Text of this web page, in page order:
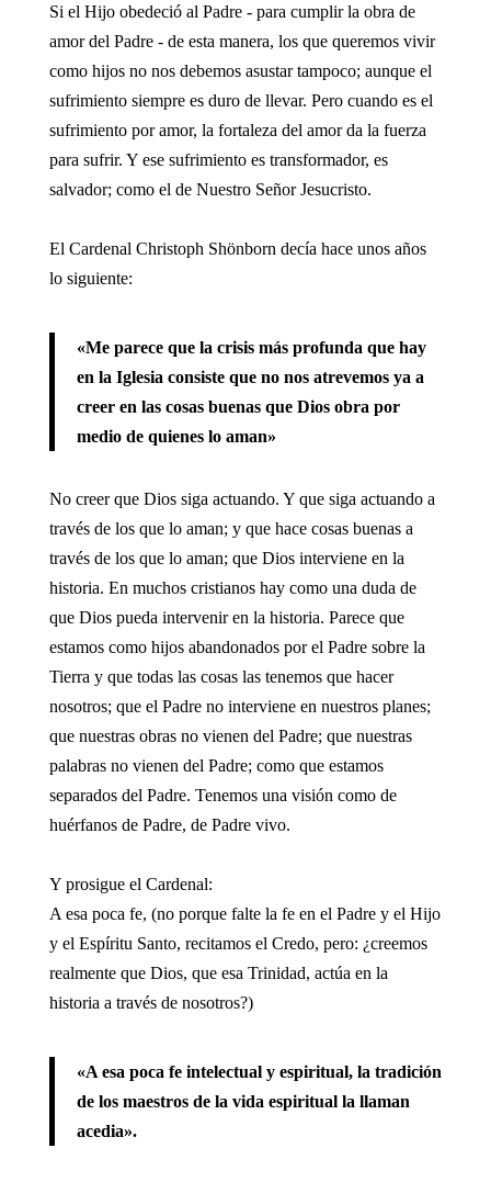
Si el Hijo obedeció al Padre - para cumplir la obra de
amor del Padre - de esta manera, los que queremos vivir
como hijos no nos debemos asustar tampoco; aunque el
sufrimiento siempre es duro de llevar. Pero cuando es el
sufrimiento por amor, la fortaleza del amor da la fuerza
para sufrir. Y ese sufrimiento es transformador, es
salvador; como el de Nuestro Señor Jesucristo.
El Cardenal Christoph Shönborn decía hace unos años
lo siguiente:
«Me parece que la crisis más profunda que hay
en la Iglesia consiste que no nos atrevemos ya a
creer en las cosas buenas que Dios obra por
medio de quienes lo aman»
No creer que Dios siga actuando. Y que siga actuando a
través de los que lo aman; y que hace cosas buenas a
través de los que lo aman; que Dios interviene en la
historia. En muchos cristianos hay como una duda de
que Dios pueda intervenir en la historia. Parece que
estamos como hijos abandonados por el Padre sobre la
Tierra y que todas las cosas las tenemos que hacer
nosotros; que el Padre no interviene en nuestros planes;
que nuestras obras no vienen del Padre; que nuestras
palabras no vienen del Padre; como que estamos
separados del Padre. Tenemos una visión como de
huérfanos de Padre, de Padre vivo.
Y prosigue el Cardenal:
A esa poca fe, (no porque falte la fe en el Padre y el Hijo
y el Espíritu Santo, recitamos el Credo, pero: ¿creemos
realmente que Dios, que esa Trinidad, actúa en la
historia a través de nosotros?)
«A esa poca fe intelectual y espiritual, la tradición
de los maestros de la vida espiritual la llaman
acedia».